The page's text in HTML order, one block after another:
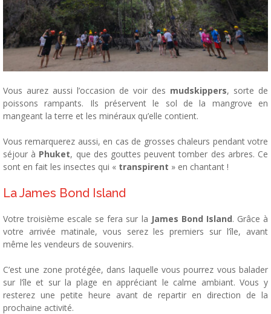
Vous aurez aussi l’occasion de voir des mudskippers, sorte de
poissons rampants. Ils préservent le sol de la mangrove en
mangeant la terre et les minéraux qu’elle contient.
Vous remarquerez aussi, en cas de grosses chaleurs pendant votre
séjour à Phuket, que des gouttes peuvent tomber des arbres. Ce
sont en fait les insectes qui « transpirent » en chantant !
La James Bond Island
Votre troisième escale se fera sur la James Bond Island. Grâce à
votre arrivée matinale, vous serez les premiers sur l’île, avant
même les vendeurs de souvenirs.
C’est une zone protégée, dans laquelle vous pourrez vous balader
sur l’île et sur la plage en appréciant le calme ambiant. Vous y
resterez une petite heure avant de repartir en direction de la
prochaine activité.